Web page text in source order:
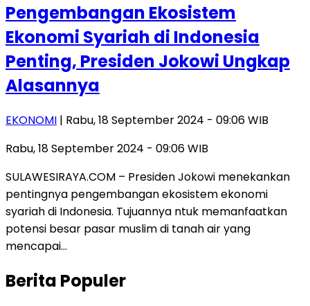
Pengembangan Ekosistem
Ekonomi Syariah di Indonesia
Penting, Presiden Jokowi Ungkap
Alasannya
EKONOMI | Rabu, 18 September 2024 - 09:06 WIB
Rabu, 18 September 2024 - 09:06 WIB
SULAWESIRAYA.COM – Presiden Jokowi menekankan
pentingnya pengembangan ekosistem ekonomi
syariah di Indonesia. Tujuannya ntuk memanfaatkan
potensi besar pasar muslim di tanah air yang
mencapai…
Berita Populer